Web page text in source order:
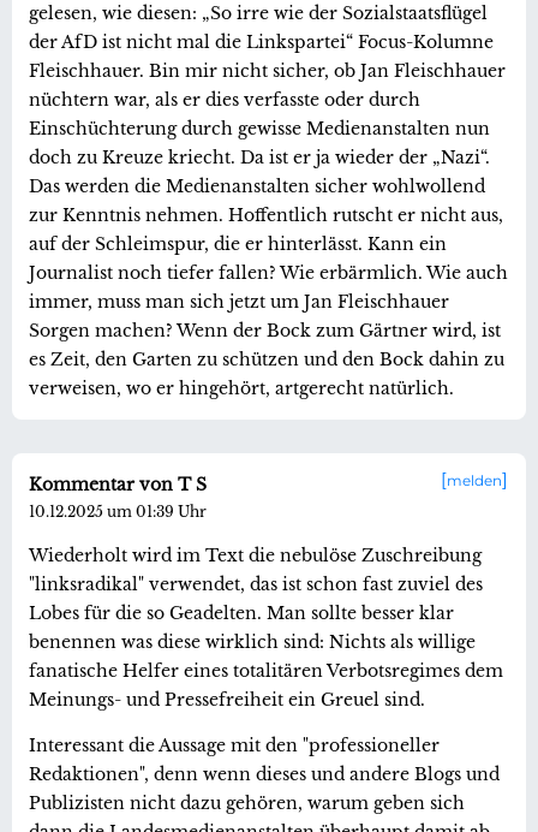
gelesen, wie diesen: „So irre wie der Sozialstaatsflügel
der AfD ist nicht mal die Linkspartei“ Focus-Kolumne
Fleischhauer. Bin mir nicht sicher, ob Jan Fleischhauer
nüchtern war, als er dies verfasste oder durch
Einschüchterung durch gewisse Medienanstalten nun
doch zu Kreuze kriecht. Da ist er ja wieder der „Nazi“.
Das werden die Medienanstalten sicher wohlwollend
zur Kenntnis nehmen. Hoffentlich rutscht er nicht aus,
auf der Schleimspur, die er hinterlässt. Kann ein
Journalist noch tiefer fallen? Wie erbärmlich. Wie auch
immer, muss man sich jetzt um Jan Fleischhauer
Sorgen machen? Wenn der Bock zum Gärtner wird, ist
es Zeit, den Garten zu schützen und den Bock dahin zu
verweisen, wo er hingehört, artgerecht natürlich.
melden
Kommentar von T S
10.12.2025 um 01:39 Uhr
Wiederholt wird im Text die nebulöse Zuschreibung
"linksradikal" verwendet, das ist schon fast zuviel des
Lobes für die so Geadelten. Man sollte besser klar
benennen was diese wirklich sind: Nichts als willige
fanatische Helfer eines totalitären Verbotsregimes dem
Meinungs- und Pressefreiheit ein Greuel sind.
Interessant die Aussage mit den "professioneller
Redaktionen", denn wenn dieses und andere Blogs und
Publizisten nicht dazu gehören, warum geben sich